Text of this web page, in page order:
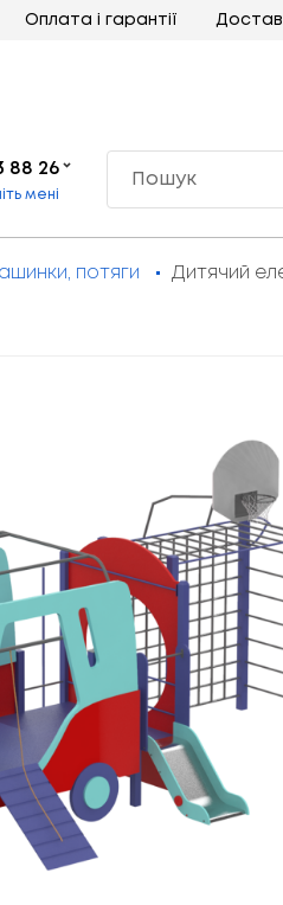
Оплата і гарантії
88 26
мені
потяги Дитячий